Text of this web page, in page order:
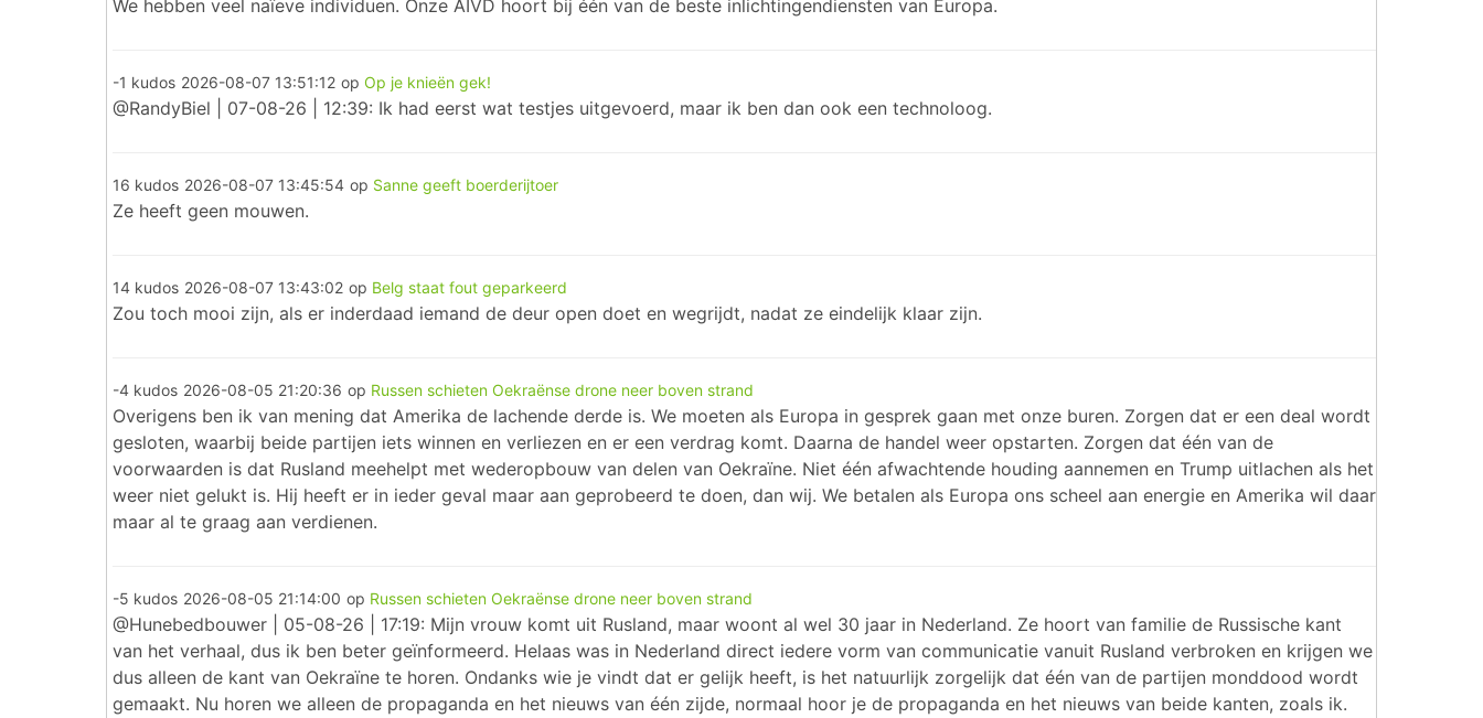
We hebben veel naïeve individuen. Onze AIVD hoort bij één van de beste inlichtingendiensten van Europa.
-1 kudos 2026-08-07 13:51:12 op Op je knieën gek!
@RandyBiel | 07-08-26 | 12:39: Ik had eerst wat testjes uitgevoerd, maar ik ben dan ook een technoloog.
16 kudos 2026-08-07 13:45:54 op Sanne geeft boerderijtoer
Ze heeft geen mouwen.
14 kudos 2026-08-07 13:43:02 op Belg staat fout geparkeerd
Zou toch mooi zijn, als er inderdaad iemand de deur open doet en wegrijdt, nadat ze eindelijk klaar zijn.
-4 kudos 2026-08-05 21:20:36 op Russen schieten Oekraënse drone neer boven strand
Overigens ben ik van mening dat Amerika de lachende derde is. We moeten als Europa in gesprek gaan met onze buren. Zorgen dat er een deal wordt
gesloten, waarbij beide partijen iets winnen en verliezen en er een verdrag komt. Daarna de handel weer opstarten. Zorgen dat één van de
voorwaarden is dat Rusland meehelpt met wederopbouw van delen van Oekraïne. Niet één afwachtende houding aannemen en Trump uitlachen als het
weer niet gelukt is. Hij heeft er in ieder geval maar aan geprobeerd te doen, dan wij. We betalen als Europa ons scheel aan energie en Amerika wil daar
maar al te graag aan verdienen.
-5 kudos 2026-08-05 21:14:00 op Russen schieten Oekraënse drone neer boven strand
@Hunebedbouwer | 05-08-26 | 17:19: Mijn vrouw komt uit Rusland, maar woont al wel 30 jaar in Nederland. Ze hoort van familie de Russische kant
van het verhaal, dus ik ben beter geïnformeerd. Helaas was in Nederland direct iedere vorm van communicatie vanuit Rusland verbroken en krijgen we
dus alleen de kant van Oekraïne te horen. Ondanks wie je vindt dat er gelijk heeft, is het natuurlijk zorgelijk dat één van de partijen monddood wordt
gemaakt. Nu horen we alleen de propaganda en het nieuws van één zijde, normaal hoor je de propaganda en het nieuws van beide kanten, zoals ik.